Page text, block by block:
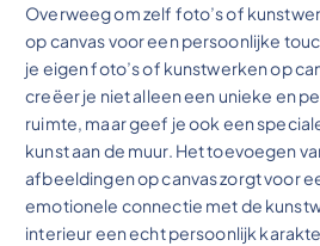
Overweeg om zelf foto’s of
op canvas voor een persoonlijke
je eigen foto’s of kunstwerken op
creëer je niet alleen een unieke en
ruimte, maar geef je ook een
kunst aan de muur. Het toevoegen
afbeeldingen op canvas zorgt voor
emotionele connectie met de
interieur een echt persoonlijk